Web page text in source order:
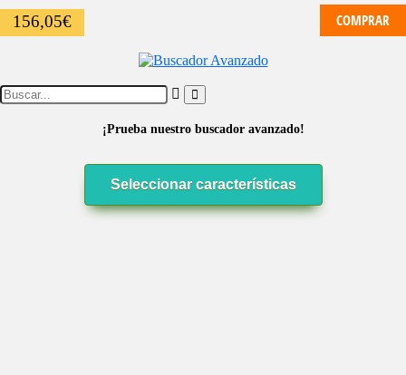
156,05€ COMPRAR
¡Prueba nuestro buscador avanzado!
Seleccionar características